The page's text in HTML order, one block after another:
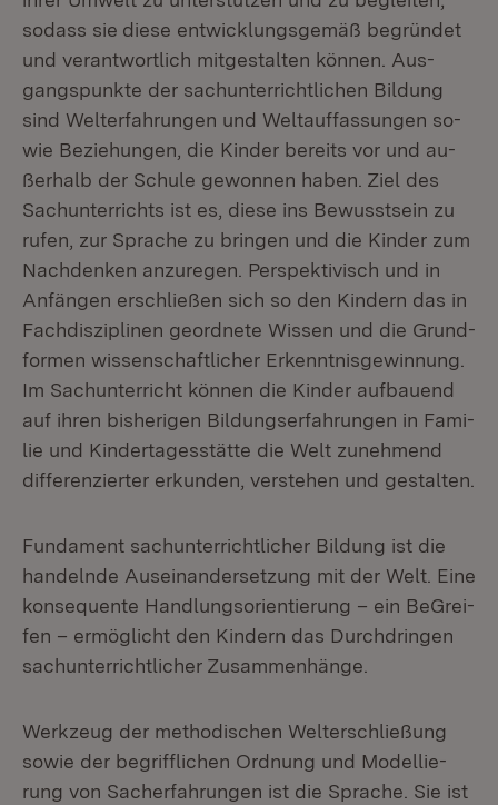
so­dass sie die­se ent­wick­lungs­ge­mäß be­grün­det
und ver­ant­wort­lich mit­ge­stal­ten kön­nen. Aus­
gangs­punk­te der sach­un­ter­richt­li­chen Bil­dung
sind Welt­erfah­run­gen und Welt­auf­fas­sun­gen so­
wie Be­zie­hun­gen, die Kin­der be­reits vor und au­
ßer­halb der Schu­le ge­won­nen ha­ben. Ziel des
Sach­un­ter­richts ist es, die­se ins Be­wusst­sein zu
ru­fen, zur Spra­che zu brin­gen und die Kin­der zum
Nach­den­ken an­zu­re­gen. Per­spek­ti­visch und in
An­fän­gen er­schlie­ßen sich so den Kin­dern das in
Fach­dis­zi­pli­nen ge­ord­ne­te Wis­sen und die Grund­
for­men wis­sen­schaft­li­cher Er­kennt­nis­ge­win­nung.
Im Sach­un­ter­richt kön­nen die Kin­der auf­bau­end
auf ih­ren bis­he­ri­gen Bil­dungs­er­fah­run­gen in Fa­mi­
lie und Kin­der­ta­ges­stät­te die Welt zu­neh­mend
dif­fe­ren­zier­ter er­kun­den, ver­ste­hen und ge­stal­ten.
Fun­da­ment sach­un­ter­richt­li­cher Bil­dung ist die
han­deln­de Aus­ein­an­der­set­zung mit der Welt. Ei­ne
kon­se­quen­te Hand­lungs­ori­en­tie­rung – ein BeGrei­
fen – er­mög­licht den Kin­dern das Durch­drin­gen
sach­un­ter­richt­li­cher Zu­sam­men­hän­ge.
Werk­zeug der me­tho­di­schen Welt­erschlie­ßung
so­wie der be­griff­li­chen Ord­nung und Mo­del­lie­
rung von Sacher­fah­run­gen ist die Spra­che. Sie ist